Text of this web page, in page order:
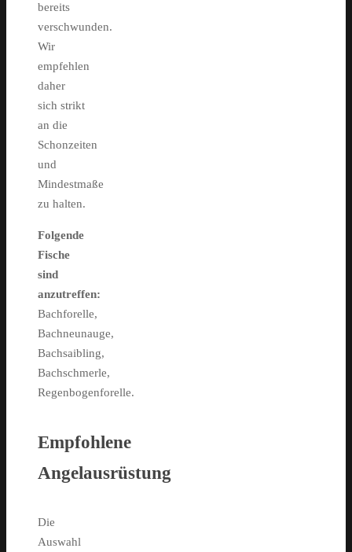
bereits
verschwunden.
Wir
empfehlen
daher
sich strikt
an die
Schonzeiten
und
Mindestmaße
zu halten.
Folgende
Fische
sind
anzutreffen:
Bachforelle,
Bachneunauge,
Bachsaibling,
Bachschmerle,
Regenbogenforelle.
Empfohlene
Angelausrüstung
Die
Auswahl